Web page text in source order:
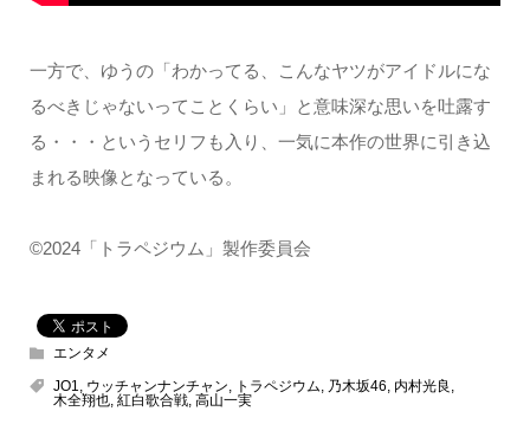
一方で、ゆうの「わかってる、こんなヤツがアイドルにな
るべきじゃないってことくらい」と意味深な思いを吐露す
る・・・というセリフも入り、一気に本作の世界に引き込
まれる映像となっている。
©2024「トラペジウム」製作委員会
エンタメ
JO1, ウッチャンナンチャン, トラペジウム, 乃木坂46, 内村光良 ,
木全翔也, 紅白歌合戦, 高山一実